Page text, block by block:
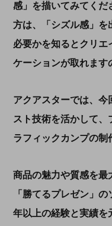
感」を描いてみてくだ
方は、「シズル感」を
必要かを知るとクリエ
ケーションが取れます
アクアスターでは、今
スト技術を活かして
ラフィックカンプの制
商品の魅力や質感を最
「勝てるプレゼン」
年以上の経験と実績を